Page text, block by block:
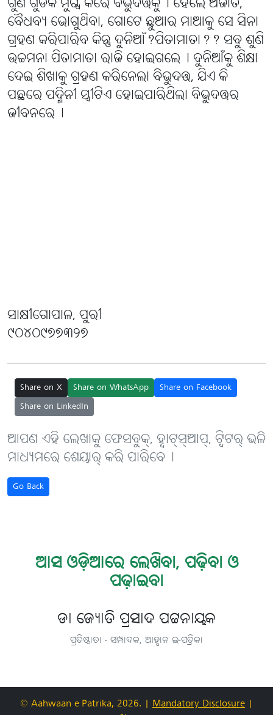
ଗୁଣ ଗୁଡିକ ମୁଗ୍ଧ କରେ ବିଭୁଦତ୍ତକୁ୤ ହେଲେ ଅଜାତି,
ବୈଧବ୍ୟ ଭୋଗୁଥିବା, ଗୋଟେ ଛୁଆର ମାଆକୁ ସେ ସିନା
ଗ୍ରହଣ କରିପାରିବ କିନ୍ତୁ ଦୁନିଆଁ?ପିତାମାତା?? ସବୁ ଶୁଣି
ଉଚ୍ଚମନା ପିତାମାତା ରାଜି ହୋଇଗଲେ୤ ଦୁନିଆଁକୁ ଶିକ୍ଷା
ଦେଇ ଶିଖାକୁ ଗ୍ରହଣ କରିନେଲା ବିଭୁଦତ୍ତ, ଯିଏ କି
ପଛରେ ପଦ୍ମିନୀ ସ୍ତ୍ରୀଟିଏ ହୋଇପାରିଥିଲା ବିଭୁଦତ୍ତର
ଜୀବନରେ୤
ସାକ୍ଷୀଗୋପାଳ, ପୁରୀ
୯୦୪୦୯୭୭୩୨୭
Share on X Share on WhatsApp
Share on Facebook
Share on LinkedIn
ଆପଣ ଏହି ଲେଖାକୁ ଫେସବୁକ୍, ହ୍ବାଟ୍‌ସ୍‌ଆପ୍, ଟ୍ବିଟର୍ ଭଳି
ମାଧ୍ୟମରେ ଶେୟାର୍ କରି ପାରିବେ୤
Go Back
ଆସ ଓଡ଼ିଆରେ ଲେଖିବା, ପଢ଼ିବା ଓ
ପଢ଼ାଇବା
ଡା ଜ୍ୟୋତି ପ୍ରସାଦ ପଟ୍ଟନାୟକ
ପ୍ରତିଷ୍ଠାତା - ସମ୍ପାଦକ, ଆହ୍ବାନ ଇ-ପତ୍ରିକା
© Aahwaan e-Patrika, 2026. | Mandatory Disclosure |